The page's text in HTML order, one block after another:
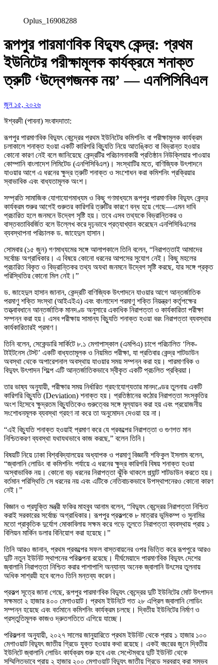
Oplus_16908288
রূপপুর পারমাণবিক বিদ্যুৎ কেন্দ্র: প্রথম
ইউনিটের পরীক্ষামূলক কার্যক্রমে শনাক্ত
ত্রুটি ‘উদ্বেগজনক নয়’ — এনপিসিবিএল
জুন ১৫, ২০২৬
ঈশ্বরদী (পাবনা) সংবাদদাতা:
রূপপুর পারমাণবিক বিদ্যুৎ কেন্দ্রের প্রথম ইউনিটের কমিশনিং বা পরীক্ষামূলক কার্যক্রম
চলাকালে শনাক্ত হওয়া একটি কারিগরি বিচ্যুতি নিয়ে আতঙ্কিত বা বিভ্রান্ত হওয়ার
কোনো কারণ নেই বলে জানিয়েছে কেন্দ্রটির পরিচালনাকারী প্রতিষ্ঠান নিউক্লিয়ার পাওয়ার
কোম্পানি বাংলাদেশ লিমিটেড (এনপিসিবিএল)। সংস্থাটির মতে, বাণিজ্যিক উৎপাদনে
যাওয়ার আগে এ ধরনের ক্ষুদ্র ত্রুটি শনাক্ত ও সংশোধন করা কমিশনিং প্রক্রিয়ার
স্বাভাবিক এবং বাধ্যতামূলক অংশ।
সম্প্রতি সামাজিক যোগাযোগমাধ্যম ও কিছু গণমাধ্যমে রূপপুর পারমাণবিক বিদ্যুৎ কেন্দ্র
কার্যক্রম শুরুর আগেই গুরুতর কারিগরি ত্রুটির কারণে বন্ধ হয়ে গেছে—এমন দাবি
প্রচারিত হলে জনমনে উদ্বেগ সৃষ্টি হয়। তবে এসব তথ্যকে বিভ্রান্তিকর ও
বাস্তবতাবিবর্জিত বলে উল্লেখ করে দৃঢ়ভাবে প্রত্যাখ্যান করেছেন এনপিসিবিএলের
ব্যবস্থাপনা পরিচালক ড. জাহেদুল হাসান।
সোমবার (১৫ জুন) গণমাধ্যমের সঙ্গে আলাপকালে তিনি বলেন, “নিরাপত্তাই আমাদের
সর্বোচ্চ অগ্রাধিকার। এ বিষয়ে কোনো ধরনের আপসের সুযোগ নেই। কিছু মহলের
প্রচারিত বিকৃত ও বিভ্রান্তিকর তথ্য অযথা জনমনে উদ্বেগ সৃষ্টি করছে, যার সঙ্গে প্রকৃত
পরিস্থিতির কোনো মিল নেই।”
ড. জাহেদুল হাসান জানান, কেন্দ্রটি বাণিজ্যিক উৎপাদনে যাওয়ার আগে আন্তর্জাতিক
পরমাণু শক্তি সংস্থা (আইএইএ) এবং বাংলাদেশ পরমাণু শক্তি নিয়ন্ত্রণ কর্তৃপক্ষের
তত্ত্বাবধানে আন্তর্জাতিক মানদণ্ড অনুসারে একাধিক নিরাপত্তা ও কার্যকারিতা পরীক্ষা
সম্পন্ন করা হয়। এসব পরীক্ষায় সামান্য বিচ্যুতি শনাক্ত হওয়া বরং নিরাপত্তা ব্যবস্থার
কার্যকারিতারই প্রমাণ।
তিনি বলেন, সেকেন্ডারি সার্কিটে ৮.১ মেগাপাস্কাল (এমপিএ) চাপে পরিচালিত ‘লিক-
টাইটনেস টেস্ট’ একটি বাধ্যতামূলক ও নিয়মিত পরীক্ষা, যা প্রতিবার কেন্দ্র শাটডাউন
অবস্থা থেকে অপারেশনাল অবস্থায় যাওয়ার সময় সম্পন্ন করা হয়। পারমাণবিক ও
বিদ্যুৎ উৎপাদন শিল্পে এটি আন্তর্জাতিকভাবে স্বীকৃত একটি প্রচলিত প্রক্রিয়া।
তার ভাষ্য অনুযায়ী, পরীক্ষার সময় নির্ধারিত গ্রহণযোগ্যতার মানদণ্ডের তুলনায় একটি
কারিগরি বিচ্যুতি (Deviation) শনাক্ত হয়। প্রতিষ্ঠানের কঠোর নিরাপত্তা সংস্কৃতির
অংশ হিসেবে ক্ষুদ্রতম বিচ্যুতিকেও গুরুত্বের সঙ্গে মূল্যায়ন করা হয় এবং প্রয়োজনীয়
সংশোধনমূলক ব্যবস্থা গ্রহণ না করে তা অনুমোদন দেওয়া হয় না।
“এই বিচ্যুতি শনাক্ত হওয়াই প্রমাণ করে যে প্রকল্পের নিরাপত্তা ও গুণগত মান
নিশ্চিতকরণ ব্যবস্থা যথাযথভাবে কাজ করছে,” বলেন তিনি।
বিষয়টি নিয়ে ঢাকা বিশ্ববিদ্যালয়ের অধ্যাপক ও পরমাণু বিজ্ঞানী শফিকুল ইসলাম বলেন,
“জ্বালানি লোডিং বা কমিশনিং পর্যায়ে এ ধরনের ক্ষুদ্র কারিগরি বিষয় শনাক্ত হওয়া
অস্বাভাবিক নয়। কোনো বড় ধরনের নিরাপত্তা ঝুঁকি থাকলে প্ল্যান্ট শাটডাউন করতে হয়।
বর্তমান পরিস্থিতি সে ধরনের নয় এবং এটিকে নেতিবাচকভাবে উপস্থাপনেরও কোনো কারণ
নেই।”
বিজ্ঞান ও প্রযুক্তি মন্ত্রী ফকির মাহবুব আনাম বলেন, “বিদ্যুৎ কেন্দ্রের নিরাপত্তা নিশ্চিত
করাই সরকারের সর্বোচ্চ অগ্রাধিকার। রূপপুর প্রকল্পকে ৮ মাত্রার ভূমিকম্প ও সুনামির
মতো প্রাকৃতিক দুর্যোগ মোকাবিলায় সক্ষম করে গড়ে তুলতে নিরাপত্তা ব্যবস্থায় প্রায় ১
বিলিয়ন মার্কিন ডলার বিনিয়োগ করা হয়েছে।”
তিনি আরও জানান, প্রথম প্রকল্পের সফল বাস্তবায়নের ওপর ভিত্তি করে রূপপুরে আরও
দুটি নতুন ইউনিট স্থাপনের পরিকল্পনা রয়েছে। দীর্ঘমেয়াদে পারমাণবিক বিদ্যুৎ দেশের
জ্বালানি নিরাপত্তা নিশ্চিত করার পাশাপাশি অন্যান্য অনেক জ্বালানি উৎসের তুলনায়
অধিক সাশ্রয়ী হবে বলেও তিনি মন্তব্য করেন।
প্রকল্প সূত্রে জানা গেছে, রূপপুর পারমাণবিক বিদ্যুৎ কেন্দ্রের দুটি ইউনিটের মোট উৎপাদন
সক্ষমতা ২ হাজার ৪০০ মেগাওয়াট। প্রথম ইউনিটে গত ২৮ এপ্রিল জ্বালানি লোডিং
সম্পন্ন হয়েছে এবং বর্তমানে কমিশনিং কার্যক্রম চলছে। দ্বিতীয় ইউনিটের নির্মাণ ও
প্রস্তুতিমূলক কাজও দ্রুতগতিতে এগিয়ে যাচ্ছে।
পরিকল্পনা অনুযায়ী, ২০২৭ সালের জানুয়ারিতে প্রথম ইউনিট থেকে প্রায় ১ হাজার ১০০
মেগাওয়াট বিদ্যুৎ জাতীয় গ্রিডে যুক্ত হওয়ার কথা রয়েছে। একই বছরের জুনে দ্বিতীয়
ইউনিটে জ্বালানি লোডিং কার্যক্রম শুরু হবে এবং সেপ্টেম্বরে দুটি ইউনিট থেকে
সম্মিলিতভাবে প্রায় ২ হাজার ২০০ মেগাওয়াট বিদ্যুৎ জাতীয় গ্রিডে সরবরাহ করা সম্ভব